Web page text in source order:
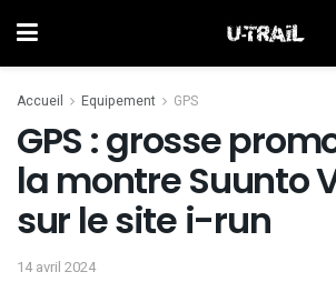
Accueil Equipement GPS
GPS : grosse
la montre Suunto
sur le site i-run
14 avril 2024